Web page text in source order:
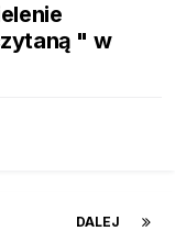
" w
DALEJ